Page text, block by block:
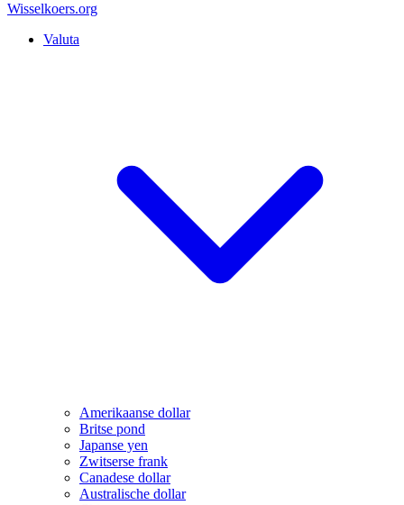
Wisselkoers.org
Valuta
Amerikaanse dollar
Britse pond
Japanse yen
Zwitserse frank
Canadese dollar
Australische dollar